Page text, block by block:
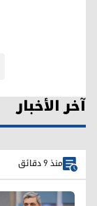
آخر الأخبار
منذ 9 دقائق